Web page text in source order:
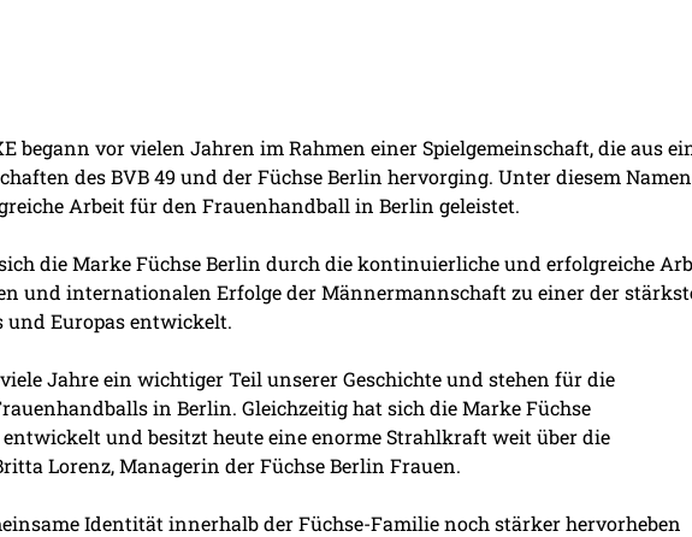
begann vor vielen Jahren im Rahmen einer Spielgemeinschaft, die aus
des BVB 49 und der Füchse Berlin hervorging. Unter diesem Namen
Arbeit für den Frauenhandball in Berlin geleistet.
die Marke Füchse Berlin durch die kontinuierliche und erfolgreiche
und internationalen Erfolge der Männermannschaft zu einer der
Europas entwickelt.
viele Jahre ein wichtiger Teil unserer Geschichte und stehen für die
in Berlin. Gleichzeitig hat sich die Marke Füchse
und besitzt heute eine enorme Strahlkraft weit über die
Lorenz, Managerin der Füchse Berlin Frauen.
Identität innerhalb der Füchse-Familie noch stärker hervorheben